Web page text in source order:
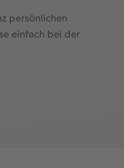
persönlichen
einfach bei der